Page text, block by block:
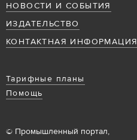
НОВОСТИ И СОБЫТИЯ
ИЗДАТЕЛЬСТВО
КОНТАКТНАЯ ИНФОРМАЦИЯ
Тарифные планы
Помощь
© Промышленный портал,